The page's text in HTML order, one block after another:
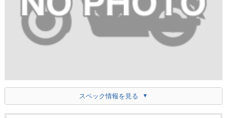
スペック情報を見る